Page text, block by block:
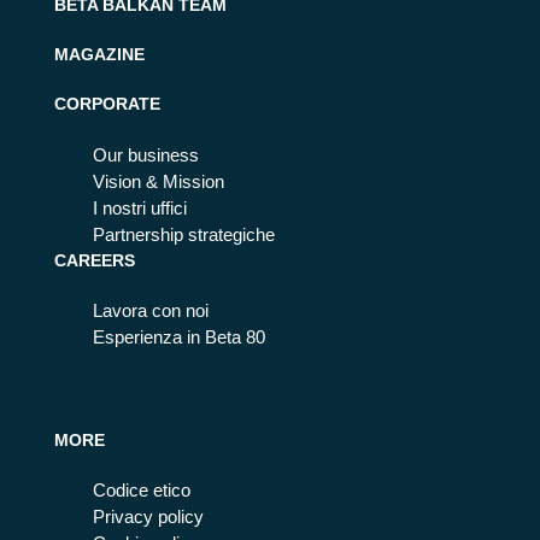
BETA BALKAN TEAM
MAGAZINE
CORPORATE
Our business
Vision & Mission
I nostri uffici
Partnership strategiche
CAREERS
Lavora con noi
Esperienza in Beta 80
MORE
Codice etico
Privacy policy